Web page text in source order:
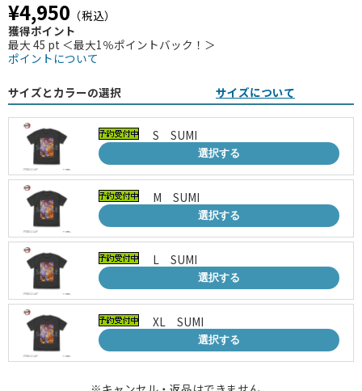
¥4,950 （税込）
獲得ポイント
最大 45 pt ＜最大1％ポイントバック！＞
ポイントについて
サイズとカラーの選択 サイズについて
S SUMI
選択する
M SUMI
選択する
L SUMI
選択する
XL SUMI
選択する